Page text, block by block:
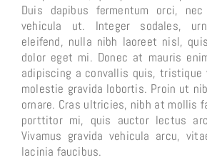
Duis dapibus fermentum orci,
vehicula ut. Integer sodales,
eleifend, nulla nibh laoreet nisl,
dolor eget mi. Donec at mauris
adipiscing a convallis quis, tristique
molestie gravida lobortis. Proin ut
ornare. Cras ultricies, nibh at mollis
porttitor mi, quis auctor lectus
Vivamus gravida vehicula arcu,
lacinia faucibus.